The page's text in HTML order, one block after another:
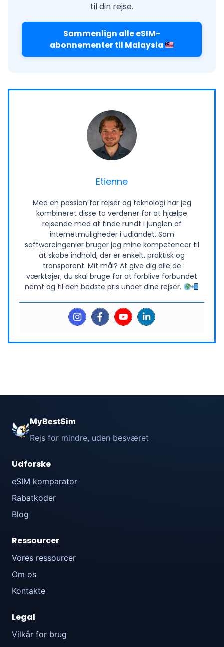
til din rejse.
Sammenlign alle eSIM-
abonnementer til Malaysia
Etienne
Med en passion for rejser og teknologi har jeg
kombineret disse to verdener for at hjælpe
rejsende med at finde rundt i junglen af
internetmuligheder i udlandet. Som
softwareingeniør bruger jeg mine kompetencer til
at skabe indhold, der er enkelt, praktisk og
transparent. Mit mål? At give dig alle de
værktøjer, du skal bruge for at forblive forbundet
nemt og til den bedste pris under dine rejser.
MyBestSim
Rejs for mindre, uden besværet
Udforske
eSIM komparator
Rabatkoder
Blog
Ressourcer
Vores ressourcer
Om os
Kontakte
Legal
Vilkår for brug